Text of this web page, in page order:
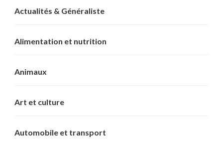
Actualités & Généraliste
Alimentation et nutrition
Animaux
Art et culture
Automobile et transport